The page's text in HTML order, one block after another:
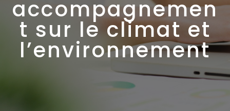
accompagnemen
t sur le climat et
l’environnement